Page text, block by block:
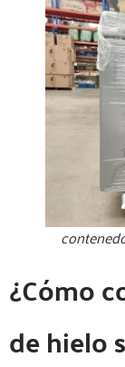
¿Cómo
de hielo